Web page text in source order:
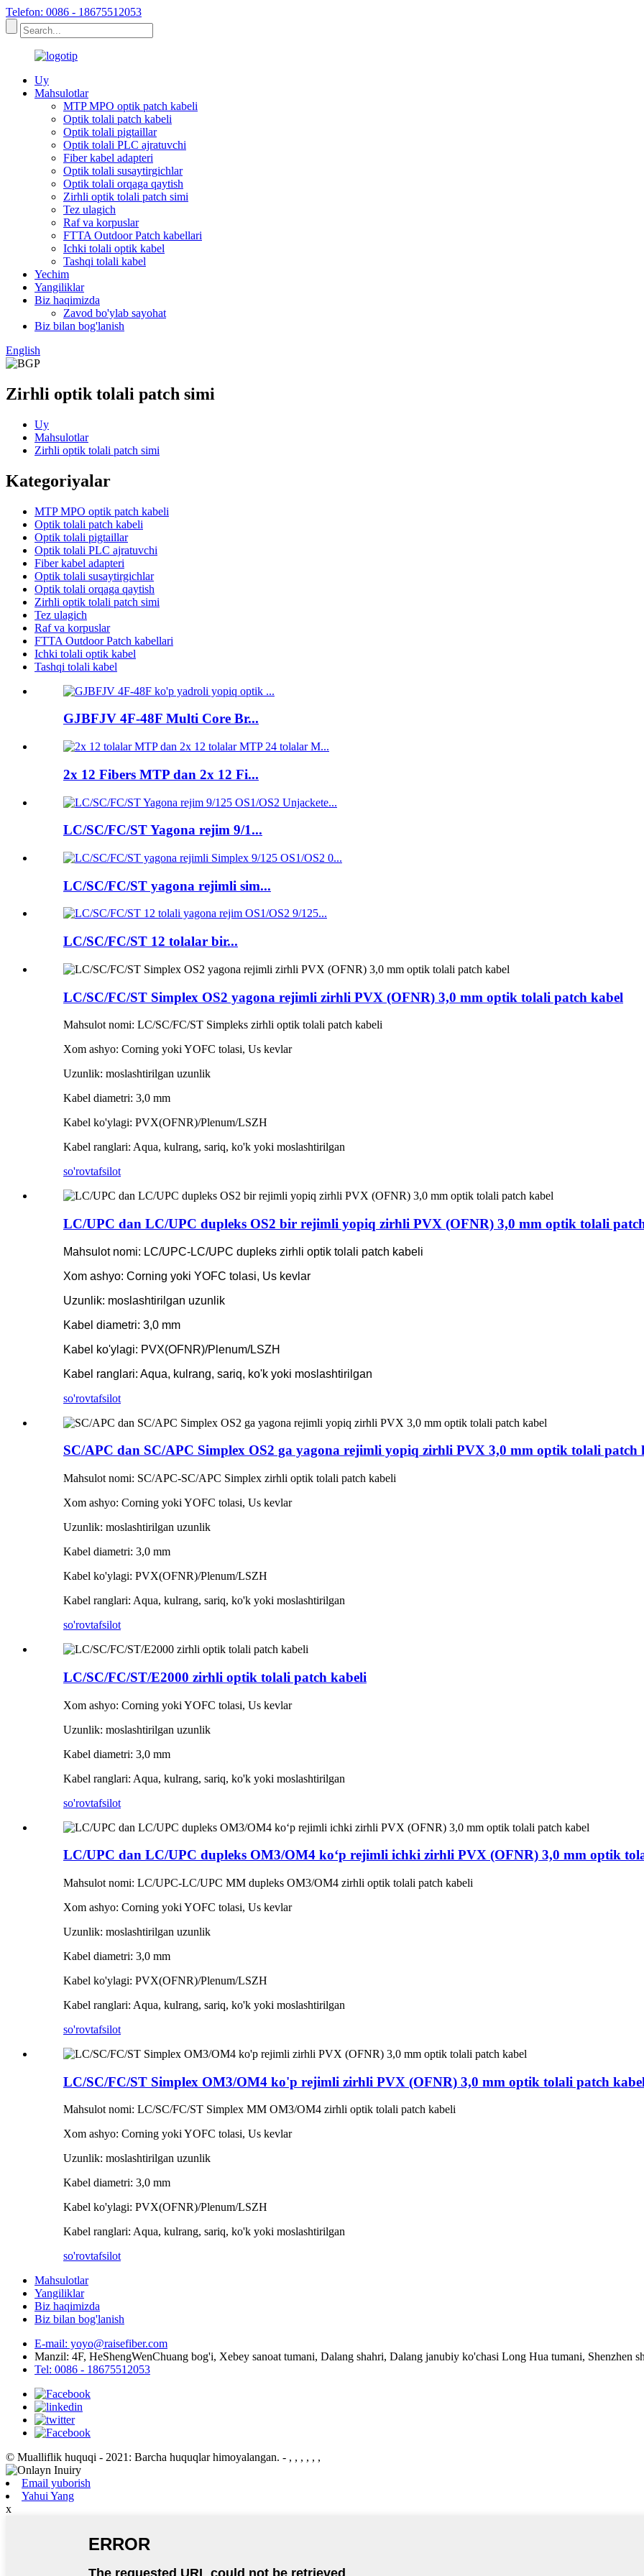
Telefon: 0086 - 18675512053
Uy
Mahsulotlar
MTP MPO optik patch kabeli
Optik tolali patch kabeli
Optik tolali pigtaillar
Optik tolali PLC ajratuvchi
Fiber kabel adapteri
Optik tolali susaytirgichlar
Optik tolali orqaga qaytish
Zirhli optik tolali patch simi
Tez ulagich
Raf va korpuslar
FTTA Outdoor Patch kabellari
Ichki tolali optik kabel
Tashqi tolali kabel
Yechim
Yangiliklar
Biz haqimizda
Zavod bo'ylab sayohat
Biz bilan bog'lanish
English
Zirhli optik tolali patch simi
Uy
Mahsulotlar
Zirhli optik tolali patch simi
Kategoriyalar
MTP MPO optik patch kabeli
Optik tolali patch kabeli
Optik tolali pigtaillar
Optik tolali PLC ajratuvchi
Fiber kabel adapteri
Optik tolali susaytirgichlar
Optik tolali orqaga qaytish
Zirhli optik tolali patch simi
Tez ulagich
Raf va korpuslar
FTTA Outdoor Patch kabellari
Ichki tolali optik kabel
Tashqi tolali kabel
GJBFJV 4F-48F Multi Core Br...
2x 12 Fibers MTP dan 2x 12 Fi...
LC/SC/FC/ST Yagona rejim 9/1...
LC/SC/FC/ST yagona rejimli sim...
LC/SC/FC/ST 12 tolalar bir...
LC/SC/FC/ST Simplex OS2 yagona rejimli zirhli PVX (OFNR) 3,0 mm optik tolali patch kabel
Mahsulot nomi: LC/SC/FC/ST Simpleks zirhli optik tolali patch kabeli
Xom ashyo: Corning yoki YOFC tolasi, Us kevlar
Uzunlik: moslashtirilgan uzunlik
Kabel diametri: 3,0 mm
Kabel ko'ylagi: PVX(OFNR)/Plenum/LSZH
Kabel ranglari: Aqua, kulrang, sariq, ko'k yoki moslashtirilgan
so'rovtafsilot
LC/UPC dan LC/UPC dupleks OS2 bir rejimli yopiq zirhli PVX (OFNR) 3,0 mm optik tolali
Mahsulot nomi: LC/UPC-LC/UPC dupleks zirhli optik tolali patch kabeli
Xom ashyo: Corning yoki YOFC tolasi, Us kevlar
Uzunlik: moslashtirilgan uzunlik
Kabel diametri: 3,0 mm
Kabel ko'ylagi: PVX(OFNR)/Plenum/LSZH
Kabel ranglari: Aqua, kulrang, sariq, ko'k yoki moslashtirilgan
so'rovtafsilot
SC/APC dan SC/APC Simplex OS2 ga yagona rejimli yopiq zirhli PVX 3,0 mm optik tolali patch
Mahsulot nomi: SC/APC-SC/APC Simplex zirhli optik tolali patch kabeli
Xom ashyo: Corning yoki YOFC tolasi, Us kevlar
Uzunlik: moslashtirilgan uzunlik
Kabel diametri: 3,0 mm
Kabel ko'ylagi: PVX(OFNR)/Plenum/LSZH
Kabel ranglari: Aqua, kulrang, sariq, ko'k yoki moslashtirilgan
so'rovtafsilot
LC/SC/FC/ST/E2000 zirhli optik tolali patch kabeli
Xom ashyo: Corning yoki YOFC tolasi, Us kevlar
Uzunlik: moslashtirilgan uzunlik
Kabel diametri: 3,0 mm
Kabel ranglari: Aqua, kulrang, sariq, ko'k yoki moslashtirilgan
so'rovtafsilot
LC/UPC dan LC/UPC dupleks OM3/OM4 ko‘p rejimli ichki zirhli PVX (OFNR) 3,0 mm optik
Mahsulot nomi: LC/UPC-LC/UPC MM dupleks OM3/OM4 zirhli optik tolali patch kabeli
Xom ashyo: Corning yoki YOFC tolasi, Us kevlar
Uzunlik: moslashtirilgan uzunlik
Kabel diametri: 3,0 mm
Kabel ko'ylagi: PVX(OFNR)/Plenum/LSZH
Kabel ranglari: Aqua, kulrang, sariq, ko'k yoki moslashtirilgan
so'rovtafsilot
LC/SC/FC/ST Simplex OM3/OM4 ko'p rejimli zirhli PVX (OFNR) 3,0 mm optik tolali patch kabel
Mahsulot nomi: LC/SC/FC/ST Simplex MM OM3/OM4 zirhli optik tolali patch kabeli
Xom ashyo: Corning yoki YOFC tolasi, Us kevlar
Uzunlik: moslashtirilgan uzunlik
Kabel diametri: 3,0 mm
Kabel ko'ylagi: PVX(OFNR)/Plenum/LSZH
Kabel ranglari: Aqua, kulrang, sariq, ko'k yoki moslashtirilgan
so'rovtafsilot
Mahsulotlar
Yangiliklar
Biz haqimizda
Biz bilan bog'lanish
E-mail: yoyo@raisefiber.com
Manzil: 4F, ​​HeShengWenChuang bog'i, Xebey sanoat tumani, Dalang shahri, Dalang janubiy ko'chasi Long Hua tumani, Shenzhen
Tel: 0086 - 18675512053
© Mualliflik huquqi - 2021: Barcha huquqlar himoyalangan. - , , , , , ,
Email yuborish
Yahui Yang
x